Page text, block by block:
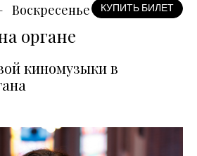
Воскресенье КУПИТЬ БИЛЕТ
органе
киномузыки в